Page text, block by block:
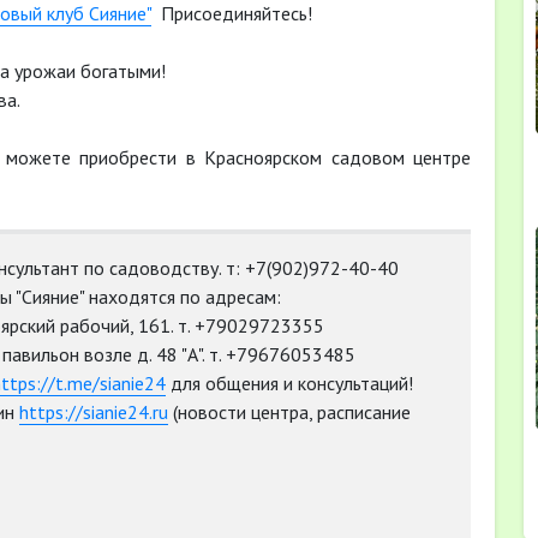
клуб Сияние"Присоединяйтесь!
урожаи богатыми!
приобрести в Красноярском садовом центре
по садоводству. т: +7(902)972-40-40
"Сияние" находятся по адресам:
рабочий, 161. т. +79029723355
павильон возле д. 48 "А". т. +79676053485
t.me/sianie24 для общения и консультаций!
https://sianie24.ru (новости центра, расписание